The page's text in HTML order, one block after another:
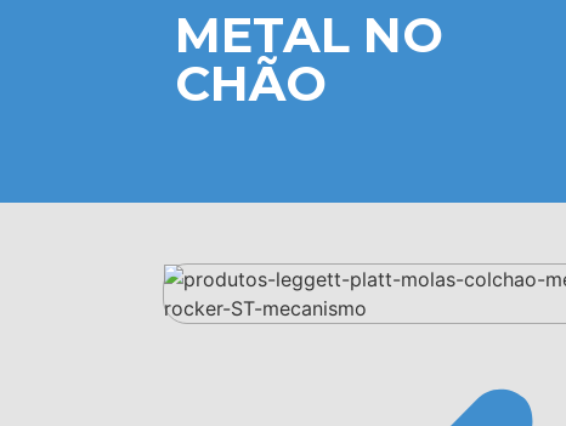
METAL NO
CHÃO